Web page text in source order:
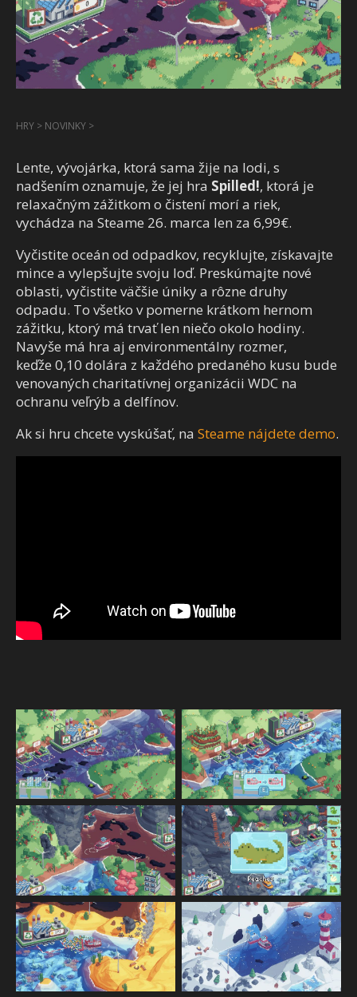
HRY > NOVINKY >
Lente, vývojárka, ktorá sama žije na lodi, s
nadšením oznamuje, že jej hra Spilled!, ktorá je
relaxačným zážitkom o čistení morí a riek,
vychádza na Steame 26. marca len za 6,99€.
Vyčistite oceán od odpadkov, recyklujte, získavajte
mince a vylepšujte svoju loď. Preskúmajte nové
oblasti, vyčistite väčšie úniky a rôzne druhy
odpadu. To všetko v pomerne krátkom hernom
zážitku, ktorý má trvať len niečo okolo hodiny.
Navyše má hra aj environmentálny rozmer,
keďže 0,10 dolára z každého predaného kusu bude
venovaných charitatívnej organizácii WDC na
ochranu veľrýb a delfínov.
Ak si hru chcete vyskúšať, na Steame nájdete demo.